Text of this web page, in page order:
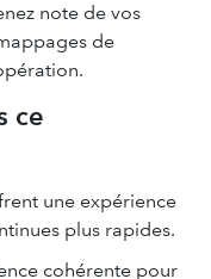
note de vos
de
ce
une expérience
plus rapides.
cohérente pour